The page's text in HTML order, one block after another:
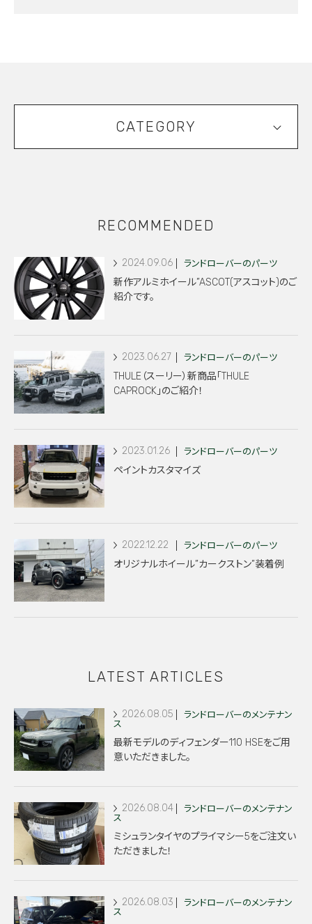
CATEGORY
RECOMMENDED
2024.09.06 ランドローバーのパーツ
新作アルミホイール”ASCOT(アスコット)のご
紹介です。
2023.06.27 ランドローバーのパーツ
THULE（スーリー）新商品「THULE
CAPROCK」のご紹介！
2023.01.26 ランドローバーのパーツ
ペイントカスタマイズ
2022.12.22 ランドローバーのパーツ
オリジナルホイール”カークストン”装着例
LATEST ARTICLES
2026.08.05
ランドローバーのメンテナン
ス
最新モデルのディフェンダー110 HSEをご用
意いただきました。
2026.08.04
ランドローバーのメンテナン
ス
ミシュランタイヤのプライマシー5をご注文い
ただきました！
2026.08.03
ランドローバーのメンテナン
ス